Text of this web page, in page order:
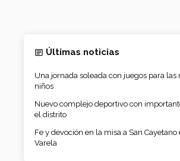
Últimas noticias
Una jornada soleada con juegos para las
niños
Nuevo complejo deportivo con
el distrito
Fe y devoción en la misa a San
Varela